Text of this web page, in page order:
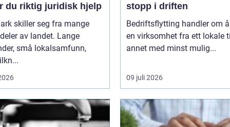
du riktig juridisk hjelp
skiller seg fra mange
av landet. Lange
små lokalsamfunn,
stopp i driften
Bedriftsflytting handler om
en virksomhet fra ett lokale
annet med minst mulig...
09 juli 2026